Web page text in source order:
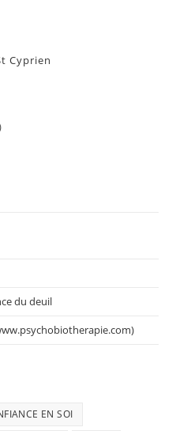
Cyprien
du deuil
EN SOI